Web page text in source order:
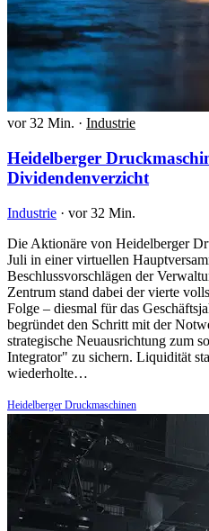
vor 32 Min. · Industrie
Heidelberger
Dividendenverzicht
Industrie · vor 32 Min.
Die Aktionäre von Heidelberger
Juli in einer virtuellen
Beschlussvorschlägen der
Zentrum stand dabei der vierte
Folge – diesmal für das
begründet den Schritt mit der
strategische Neuausrichtung zum
Integrator" zu sichern. Liquidität
wiederholte…
Heidelberger Druckmaschinen